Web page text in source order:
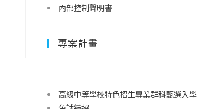
內部控制聲明書
專案計畫
高級中等學校特色招生專業群科甄選入學